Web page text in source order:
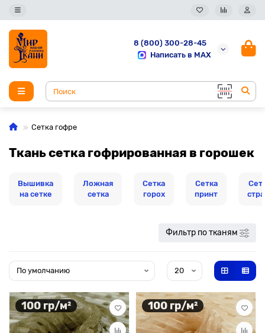
8 (800) 300-28-45
Написать в MAX
Сетка гофре
Ткань сетка гофрированная в горошек
Вышивка
на сетке
Ложная
сетка
Сетка
горох
Сетка
принт
Фильтр по тканям
100 гр/м² 100 гр/м²